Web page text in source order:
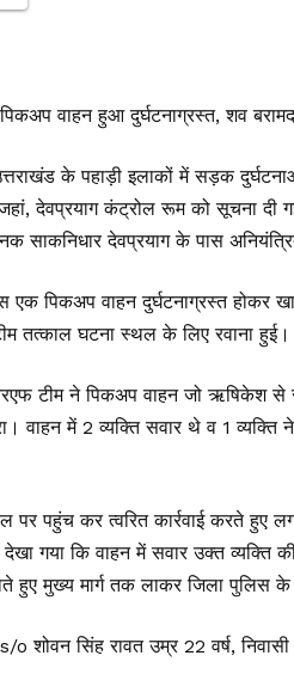
वाहन हुआ दुर्घटनाग्रस्त, शव बरामद
के पहाड़ी इलाकों में सड़क
देवप्रयाग कंट्रोल रूम को सूचना
साकनिधार देवप्रयाग के पास
पिकअप वाहन दुर्घटनाग्रस्त होकर
तत्काल घटना स्थल के लिए रवाना हुई।
टीम ने पिकअप वाहन जो ऋषिकेश से
वाहन में 2 व्यक्ति सवार थे व 1
पर पहुंच कर त्वरित कार्रवाई करते हुए
गया कि वाहन में सवार उक्त व्यक्ति
हुए मुख्य मार्ग तक लाकर जिला पुलिस के
शोवन सिंह रावत उम्र 22 वर्ष,